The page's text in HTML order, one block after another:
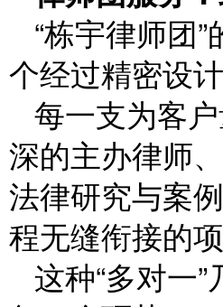
“栋宇律师团
个经过精密设
每一支为客
深的主办律师
法律研究与案
程无缝衔接的
这种“多对一